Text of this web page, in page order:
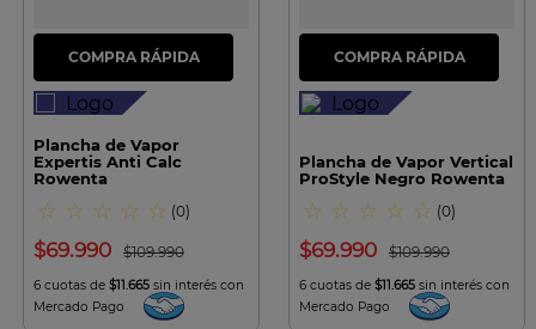
Plancha de Vapor
Expertis Anti Calc
Rowenta
☆ ☆ ☆ ☆ ☆ (0)
$109.990
$69.990
6 cuotas de $11.665 sin interés con
Mercado Pago
Plancha de Vapor Vertical
ProStyle Negro Rowenta
☆ ☆ ☆ ☆ ☆ (0)
$109.990
$69.990
6 cuotas de $11.665 sin interés con
Mercado Pago